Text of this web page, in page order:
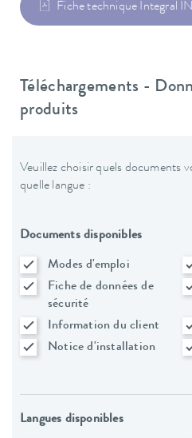
Fiche technique Integral
Téléchargements -
produits
Veuillez choisir quels documents
quelle langue :
Documents disponibles
Modes d'emploi
Fiche de données de
sécurité
Information du client
Notice d'installation
Langues disponibles